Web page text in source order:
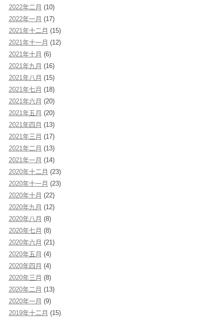
2022年二月 (10)
2022年一月 (17)
2021年十二月 (15)
2021年十一月 (12)
2021年十月 (6)
2021年九月 (16)
2021年八月 (15)
2021年七月 (18)
2021年六月 (20)
2021年五月 (20)
2021年四月 (13)
2021年三月 (17)
2021年二月 (13)
2021年一月 (14)
2020年十二月 (23)
2020年十一月 (23)
2020年十月 (22)
2020年九月 (12)
2020年八月 (8)
2020年七月 (8)
2020年六月 (21)
2020年五月 (4)
2020年四月 (4)
2020年三月 (8)
2020年二月 (13)
2020年一月 (9)
2019年十二月 (15)